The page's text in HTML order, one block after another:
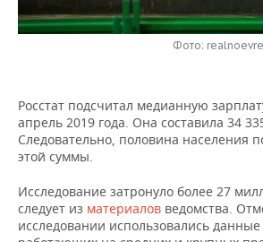
НЕФТЕХИМИЯ
ЭНЕРГЕТИКА
РОЗНИЧНАЯ ТОРГОВЛЯ
УСЛУГИ
НОВОСТИ ТЕХНОЛОГИЙ
МЕДИА
ТЕЛЕКОММУНИКАЦИИ
МЕРОПРИЯТИЯ
ВЫЕЗДНАЯ РЕДАКЦИЯ
БИЗНЕС-БРАНЧИ
ONLINE-КОНФЕРЕНЦИИ
НОВОСТИ СПОРТА
ФУТБОЛ
ХОККЕЙ
ОБЩЕСТВО
НОВОСТИ ОБЩЕСТВА
ВЛАСТЬ
ФОТОГАЛЕРЕЯ
СЮЖЕТЫ
Фото:
Росстат подсчитал медианную
апрель 2019 года. Она составила 34
Следовательно, половина населения
этой суммы.
Исследование затронуло более 27
следует из материалов ведомства.
исследовании использовались